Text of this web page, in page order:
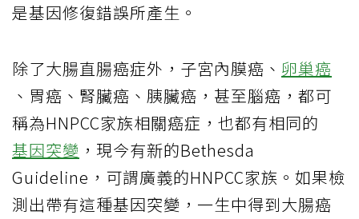
是基因修復錯誤所產生。
除了大腸直腸癌症外，子宮內膜癌、 卵巢癌
、胃癌、腎臟癌、胰臟癌，甚至腦癌，都可
稱為HNPCC家族相關癌症，也都有相同的
基因突變 ，現今有新的Bethesda
Guideline，可謂廣義的HNPCC家族。如果檢
測出帶有這種基因突變，一生中得到大腸癌